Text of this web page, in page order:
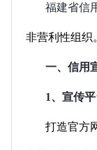
福建省信
非营利性组织
一、信用
1、 宣传
打造官方